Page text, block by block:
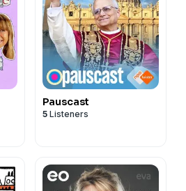
Pauscast
5 Listeners